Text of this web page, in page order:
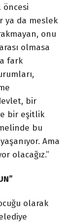
öncesi
ya da meslek
onu
olmasa
fark
bir
bir eşitlik
bu
Ama
olacağız.”
olarak